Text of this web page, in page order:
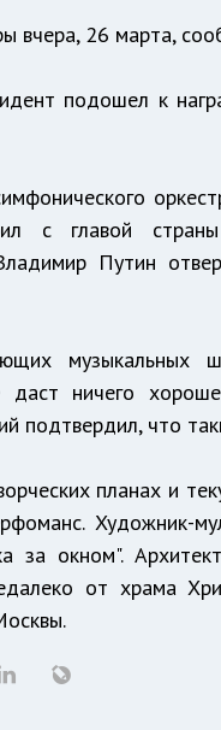
вчера, 26 марта,
подошел к
с главой
Путин
ничего
подтвердил, что
планах и
Художник-
за окном".
от храма